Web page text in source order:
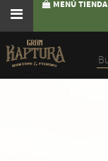
MENÚ TIENDA